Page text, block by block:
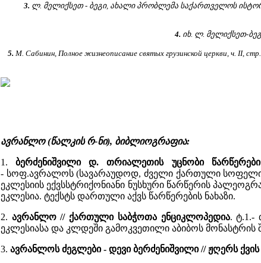
3. ლ. მელიქსეთ - ბეგი, ახალი პრობლემა საქართველოს
4. იხ. ლ. მელიქსეთ-
5. М. Сабинин, Полное жизнеописание святых грузинской церкви,
ავრანლო (წალკის რ-ნი), ბიბლიოგრაფია:
1. ბერძენიშვილი დ. თრიალეთის უცნობი
- სოფ.ავრალოს (სავარაუდოდ, ძველი ქართული სოფელი
ეკლესიის ექვსსტრიქონიანი ნუსხური წარწერის
ეკლესია. ტექსტს დართული აქვს წარწერების ნახაზი.
2. ავრანლო // ქართული საბჭოთა ენციკლოპედია. ტ.1.-
ეკლესიასა და კლდეში გამოკვეთილი აბიბოს მონასტრის
3. ავრანლოს ძეგლები - დევი ბერძენიშვილი // ჟღერს